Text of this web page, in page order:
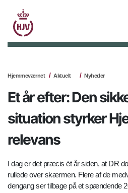
Hjemmeværnet Aktuelt Nyheder
Et år efter: Den
situation styrker
relevans
I dag er det præcis ét år siden, at DR
rullede over skærmen. Flere af de
dengang ser tilbage på et spændende